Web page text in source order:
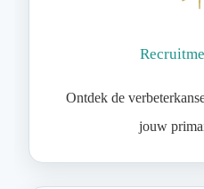
Ontdek de
jouw